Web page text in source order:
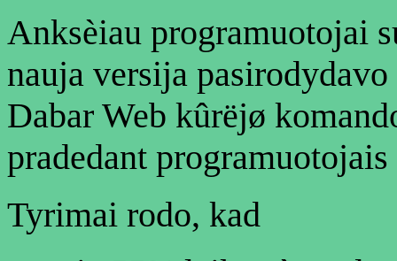
Anksèiau programuotojai
nauja versija
Dabar Web kûrëjø
pradedant
Tyrimai rodo, kad